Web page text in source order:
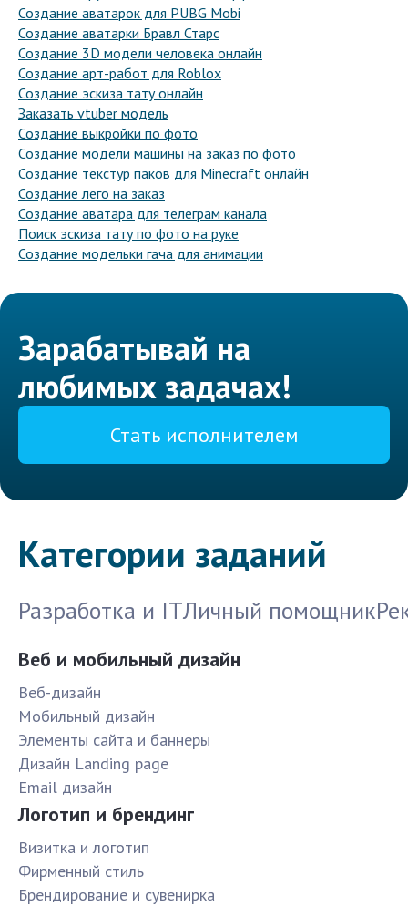
Создание аватарок для PUBG Mobi
Создание аватарки Бравл Старс
Создание 3D модели человека онлайн
Создание арт-работ для Roblox
Создание эскиза тату онлайн
Заказать vtuber модель
Создание выкройки по фото
Создание модели машины на заказ по фото
Создание текстур паков для Minecraft онлайн
Создание лего на заказ
Создание аватара для телеграм канала
Поиск эскиза тату по фото на руке
Создание модельки гача для анимации
Зарабатывай на
любимых задачах!
Стать исполнителем
Категории заданий
Разработка и ITЛичный помощник
Веб и мобильный дизайн
Веб-дизайн
Мобильный дизайн
Элементы сайта и баннеры
Дизайн Landing page
Email дизайн
Логотип и брендинг
Визитка и логотип
Фирменный стиль
Брендирование и сувенирка